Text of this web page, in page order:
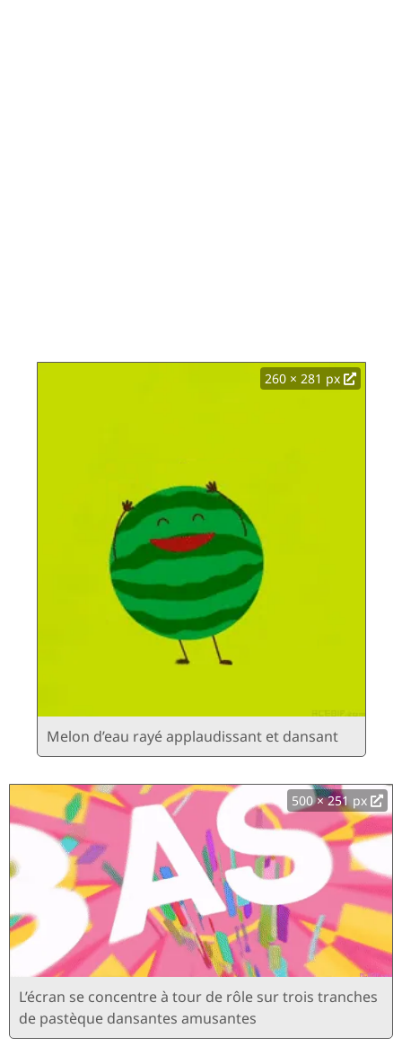
260 × 281 px
Melon d’eau rayé applaudissant et dansant
500 × 251 px
L’écran se concentre à tour de rôle sur trois tranches
de pastèque dansantes amusantes